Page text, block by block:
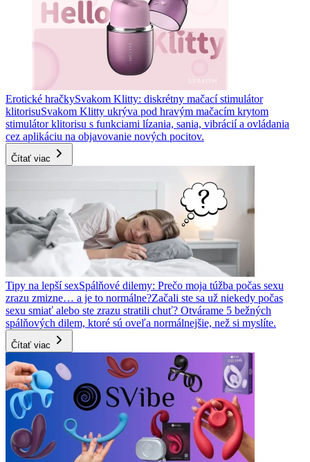
Erotické hračkySvakom Klitty: diskrétny mačací stimulátor
klitorisuSvakom Klitty ukrýva pod hravým mačacím krytom
stimulátor klitorisu s funkciami lízania, sania, vibrácií a ovládania
cez aplikáciu na objavovanie nových pocitov.
Čítať viac
Tipy na lepší sexSpálňové dilemy: Prečo moja túžba počas sexu
zrazu zmizne… a je to normálne?Začali ste sa už niekedy počas
sexu smiať alebo ste zrazu stratili chuť? Otvárame 5 bežných
spálňových dilem, ktoré sú oveľa normálnejšie, než si myslíte.
Čítať viac